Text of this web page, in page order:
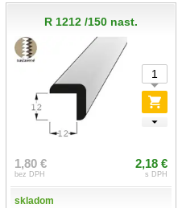
R 1212 /150 nast.
1,80 €
bez DPH
2,18 €
s DPH
skladom